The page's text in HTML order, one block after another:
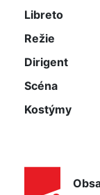
Libreto
Režie
Dirigent
Scéna
Kostýmy